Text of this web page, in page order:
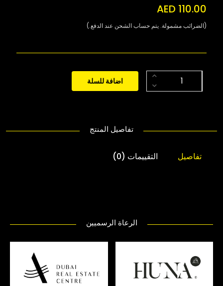
AED 110.00
(الضرائب مشمولة. يتم حساب الشحن عند الدفع.)
اضافة للسلة
تفاصيل المنتج
تفاصيل التقييمات (0)
الرعاة الرسميين